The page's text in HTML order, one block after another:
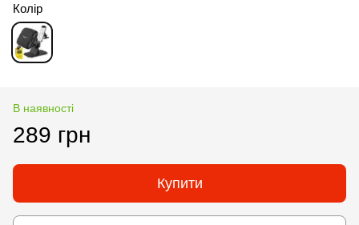
Колір
В наявності
289 грн
Купити